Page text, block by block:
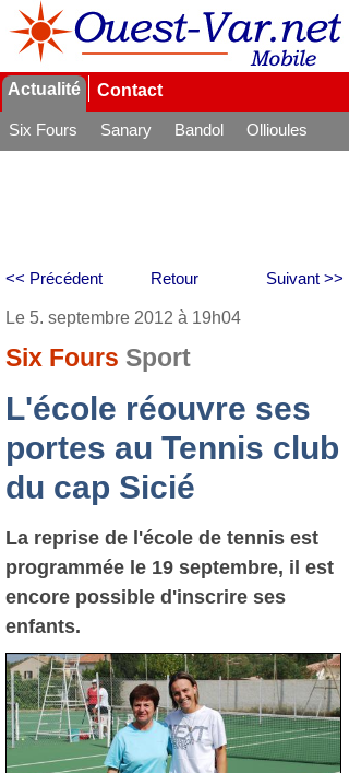
Actualité Contact
Six Fours Sanary Bandol
Ollioules
Retour
<< Précédent Suivant >>
Le 5. septembre 2012 à 19h04
Six Fours Sport
L'école réouvre ses
portes au Tennis club
du cap Sicié
La reprise de l'école de tennis est
programmée le 19 septembre, il est
encore possible d'inscrire ses
enfants.